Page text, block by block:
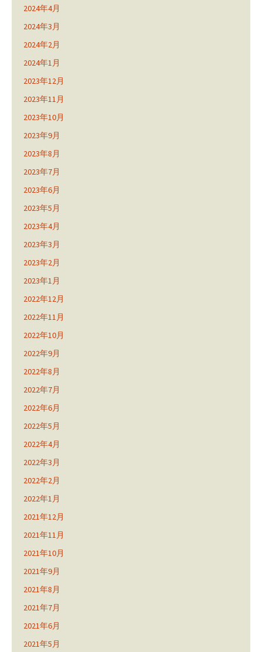
2024年4月
2024年3月
2024年2月
2024年1月
2023年12月
2023年11月
2023年10月
2023年9月
2023年8月
2023年7月
2023年6月
2023年5月
2023年4月
2023年3月
2023年2月
2023年1月
2022年12月
2022年11月
2022年10月
2022年9月
2022年8月
2022年7月
2022年6月
2022年5月
2022年4月
2022年3月
2022年2月
2022年1月
2021年12月
2021年11月
2021年10月
2021年9月
2021年8月
2021年7月
2021年6月
2021年5月